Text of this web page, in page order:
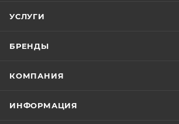
УСЛУГИ
БРЕНДЫ
КОМПАНИЯ
ИНФОРМАЦИЯ